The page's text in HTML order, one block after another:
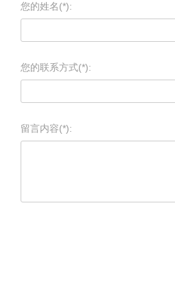
您的姓名(*):
您的联系方式(*):
留言内容(*):